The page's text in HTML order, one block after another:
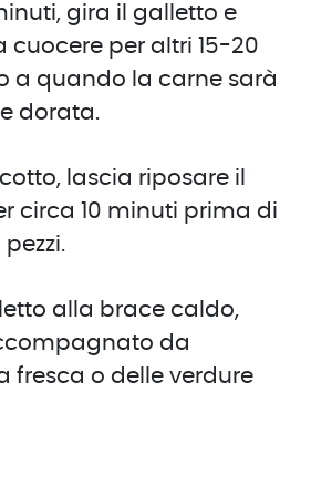
gira il galletto e
cuocere per altri 15-20
a quando la carne sarà
dorata.
lascia riposare il
circa 10 minuti prima di
alla brace caldo,
da
fresca o delle verdure